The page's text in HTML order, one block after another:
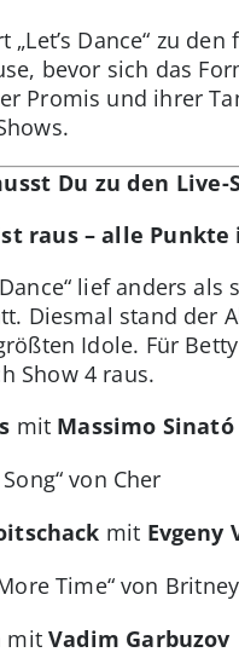
„Let’s Dance“ zu
bevor sich das
Promis und ihrer
Du zu den Live-
raus – alle
Dance“ lief anders
Diesmal stand
Idole. Für
Show 4 raus.
mit Massimo Sinató
von Cher
mit Evgeny
Time“ von
mitVadim Garbuzov